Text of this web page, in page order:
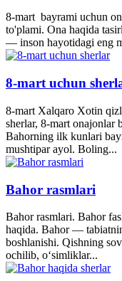
8-mart bayrami uchun
to'plami. Ona haqida
— inson hayotidagi eng
8-mart uchun
8-mart Xalqaro Xotin
sherlar, 8-mart onajonlar
Bahorning ilk kunlari
mushtipar ayol. Boling...
Bahor rasmlari
Bahor rasmlari. Bahor
haqida. Bahor —
boshlanishi. Qishning
ochilib, o‘simliklar...